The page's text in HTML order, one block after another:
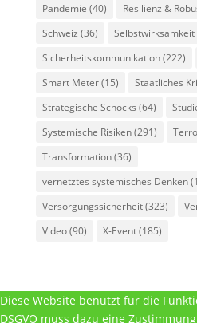
Pandemie (40) Resilienz &
Schweiz (36) Selbstwirksamkeit
Sicherheitskommunikation(222)
Smart Meter(15) Staatliches
Strategische Schocks (64)
Systemische Risiken(291)
Transformation(36)
vernetztes systemisches Denken
Versorgungssicherheit(323)
Video(90) X-Event(185)
Diese Website benutzt für die
DSGVO muss dazu eine